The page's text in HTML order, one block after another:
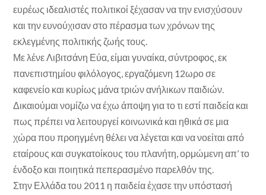
ευρέως ιδεαλιστές πολιτικοί ξέχασαν να την ενισχύσουν
και την ευνούχισαν στο πέρασμα των χρόνων της
εκλεγμένης πολιτικής ζωής τους.
Με λένε Λιβιτσάνη Εύα, είμαι γυναίκα, σύντροφος, εκ
πανεπιστημίου φιλόλογος, εργαζόμενη 12ωρο σε
καφενείο και κυρίως μάνα τριών ανήλικων παιδιών.
Δικαιούμαι νομίζω να έχω άποψη για το τι εστί παιδεία και
πως πρέπει να λειτουργεί κοινωνικά και ηθικά σε μια
χώρα που προηγμένη θέλει να λέγεται και να νοείται από
εταίρους και συγκατοίκους του πλανήτη, ορμώμενη απ’ το
ένδοξο και ποιητικά πεπερασμένο παρελθόν της.
Στην Ελλάδα του 2011 η παιδεία έχασε την υπόστασή